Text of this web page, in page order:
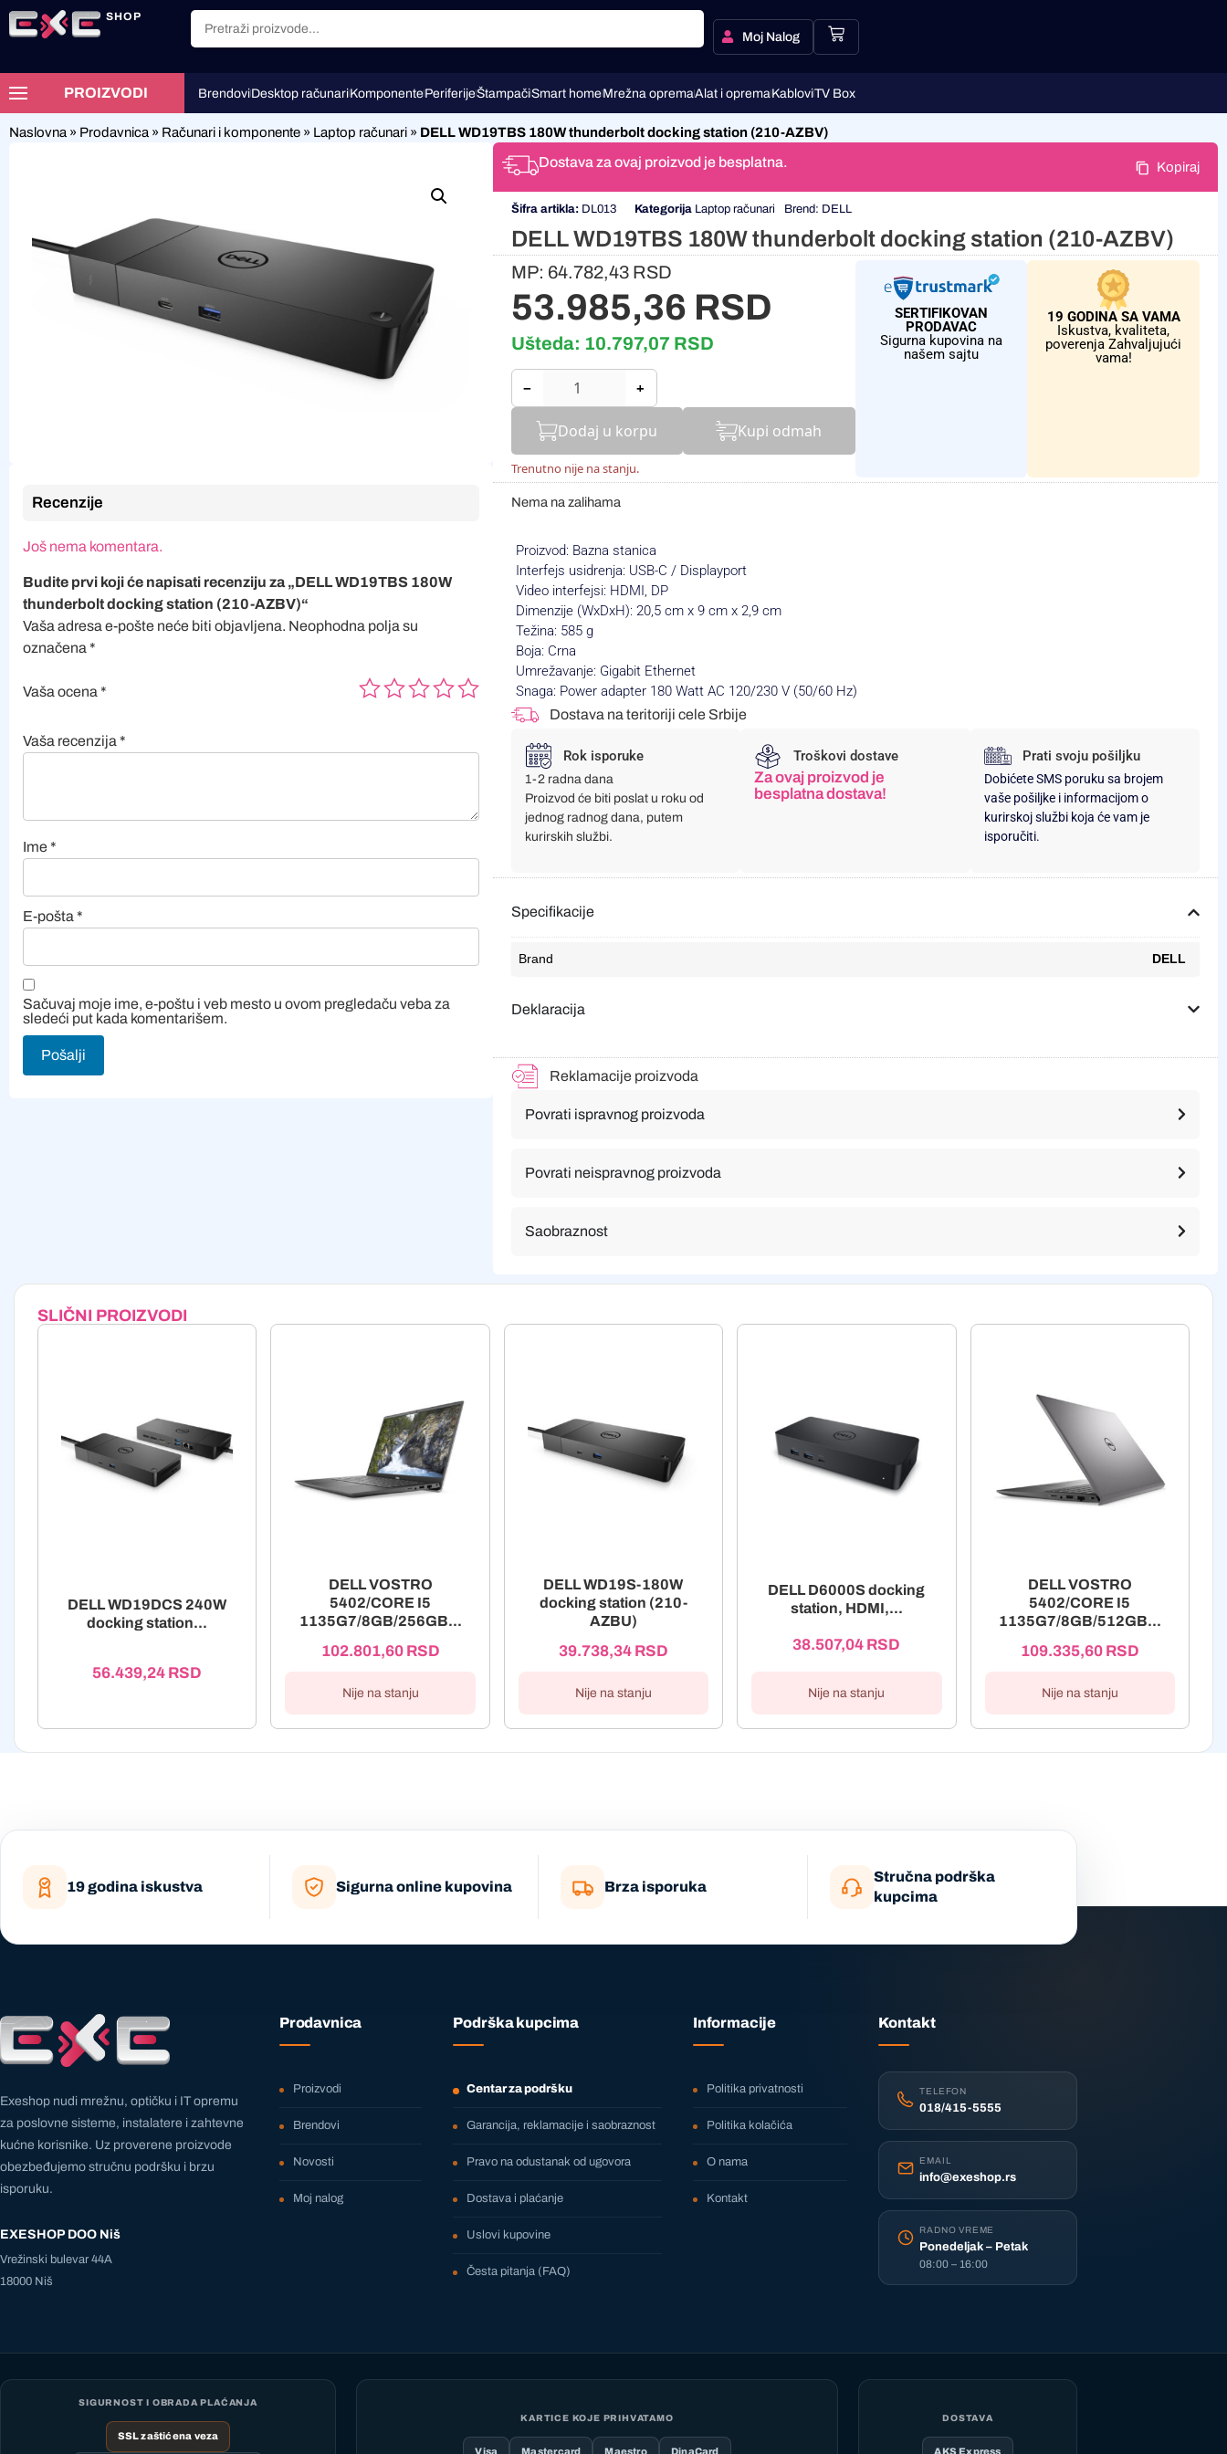
SHOP
Moj Nalog
PROIZVODI BrendoviDesktop računariKomponentePeriferijeŠtampačiSmart homeMrežna opremaAlat i opremaKabloviTV Box
Naslovna » Prodavnica » Računari i komponente » Laptop računari » DELL WD19TBS 180W thunderbolt docking station (210-AZBV)
Recenzije
Još nema komentara.
Budite prvi koji će napisati recenziju za „DELL WD19TBS 180W
thunderbolt docking station (210-AZBV)“
Vaša adresa e-pošte neće biti objavljena. Neophodna polja su
označena *
Vaša ocena *
Vaša recenzija *
Ime*
E-pošta *
Sačuvaj moje ime, e-poštu i veb mesto u ovom pregledaču veba za
sledeći put kada komentarišem.
Dostava za ovaj proizvod je besplatna. Kopiraj
Šifra artikla: DL013 Kategorija Laptop računari Brend: DELL
DELL WD19TBS 180W thunderbolt docking station (210-AZBV)
MP: 64.782,43 RSD
53.985,36 RSD
Ušteda: 10.797,07 RSD
− +
Dodaj u korpu Kupi odmah
Trenutno nije na stanju.
SERTIFIKOVAN
PRODAVAC
Sigurna kupovina na
našem sajtu
19 GODINA SA VAMA
Iskustva, kvaliteta,
poverenja Zahvaljujući
vama!
Nema na zalihama
Proizvod: Bazna stanica
Interfejs usidrenja: USB-C / Displayport
Video interfejsi: HDMI, DP
Dimenzije (WxDxH): 20,5 cm x 9 cm x 2,9 cm
Težina: 585 g
Boja: Crna
Umrežavanje: Gigabit Ethernet
Snaga: Power adapter 180 Watt AC 120/230 V (50/60 Hz)
Dostava na teritoriji cele Srbije
Rok isporuke
1-2 radna dana
Proizvod će biti poslat u roku od
jednog radnog dana, putem
kurirskih službi.
Troškovi dostave
Za ovaj proizvod je
besplatna dostava!
Prati svoju pošiljku
Dobićete SMS poruku sa brojem
vaše pošiljke i informacijom o
kurirskoj službi koja će vam je
isporučiti.
Specifikacije
Brand DELL
Deklaracija
Reklamacije proizvoda
Povrati ispravnog proizvoda
Povrati neispravnog proizvoda
Saobraznost
SLIČNI PROIZVODI
DELL WD19DCS 240W
docking station...
56.439,24 RSD
DELL VOSTRO
5402/CORE I5
1135G7/8GB/256GB...
102.801,60 RSD
Nije na stanju
DELL WD19S-180W
docking station (210-
AZBU)
39.738,34 RSD
Nije na stanju
DELL D6000S docking
station, HDMI,...
38.507,04 RSD
Nije na stanju
DELL VOSTRO
5402/CORE I5
1135G7/8GB/512GB...
109.335,60 RSD
Nije na stanju
19 godina iskustva Sigurna online kupovina Brza isporuka
Stručna podrška
kupcima
Exeshop nudi mrežnu, optičku i IT opremu
za poslovne sisteme, instalatere i zahtevne
kućne korisnike. Uz proverene proizvode
obezbeđujemo stručnu podršku i brzu
isporuku.
EXESHOP DOO Niš
Vrežinski bulevar 44A
18000 Niš
Prodavnica
Proizvodi
Brendovi
Novosti
Moj nalog
Podrška kupcima
Centar za podršku
Garancija, reklamacije i saobraznost
Pravo na odustanak od ugovora
Dostava i plaćanje
Uslovi kupovine
Česta pitanja (FAQ)
Informacije
Politika privatnosti
Politika kolačića
O nama
Kontakt
Kontakt
TELEFON
018/415-5555
EMAIL
info@exeshop.rs
RADNO VREME
Ponedeljak – Petak
08:00 – 16:00
SIGURNOST I OBRADA PLAĆANJA
SSL zaštićena veza
KARTICE KOJE PRIHVATAMO
Visa Mastercard Maestro DinaCard
DOSTAVA
AKS Express